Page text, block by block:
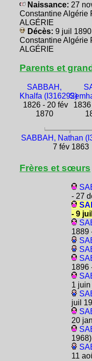
Naissance: 27
Constantine Algérie
ALGÉRIE
Décès: 9 juil 1890
Constantine Algérie
ALGÉRIE
Parents et
SABBAH,
Khalfa (I316292)
1826 - 20 fév
1870
SABBAH, Nathan
7 fév 1863
Frères et sœurs
- 27
- 9
1889
1896
1
juil
20
1968)
11